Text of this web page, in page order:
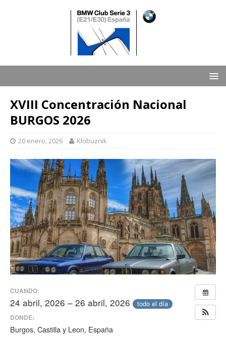
XVIII Concentración Nacional
BURGOS 2026
20 enero, 2026 Klobuznik
CUANDO:
24 abril, 2026 – 26 abril, 2026 todo el día
DONDE:
Burgos, Castilla y Leon, España